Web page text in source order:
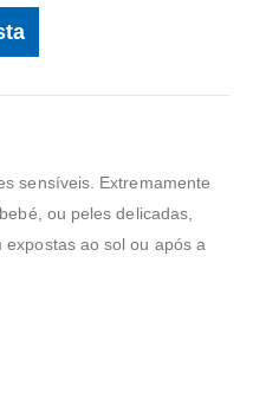
sensíveis. Extremamente
ou peles delicadas,
ao sol ou após a